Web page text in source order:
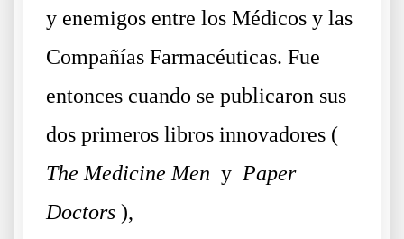
y enemigos entre los Médicos y las
Compañías Farmacéuticas. Fue
entonces cuando se publicaron sus
dos primeros libros innovadores (
The Medicine Men y Paper
Doctors ),